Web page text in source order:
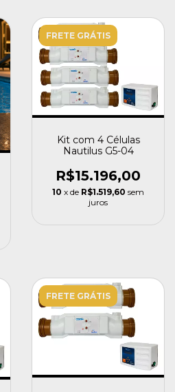
FRETE GRÁTIS
Kit com 4 Células
Nautilus G5-04
R$15.196,00
10 x de R$1.519,60 sem
juros
FRETE GRÁTIS